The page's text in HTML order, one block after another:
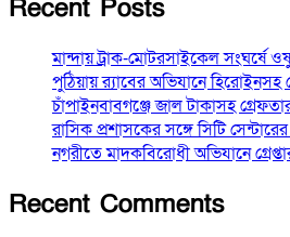
Recent Posts
মান্দায় ট্রাক-মোটরসাইকেল সংঘর্ষে
পুঠিয়ায় র‍্যাবের অভিযানে হিরোইনসহ
চাঁপাইনবাবগঞ্জে জাল টাকাসহ
রাসিক প্রশাসকের সঙ্গে সিটি
নগরীতে মাদকবিরোধী অভিযানে
Recent Comments